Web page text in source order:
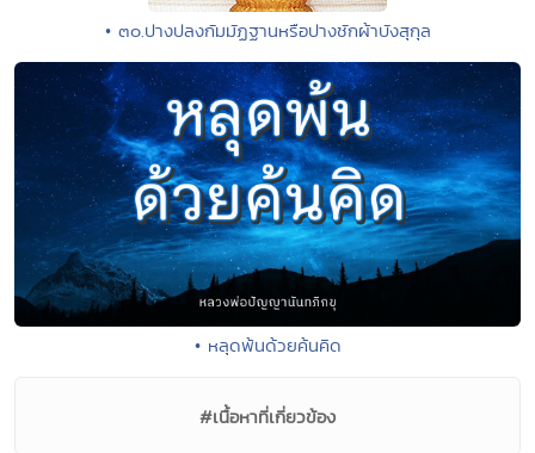
• ๓๐.ปางปลงกัมมัฏฐานหรือปางชักผ้าบังสุกุล
• หลุดพ้นด้วยค้นคิด
#เนื้อหาที่เกี่ยวข้อง